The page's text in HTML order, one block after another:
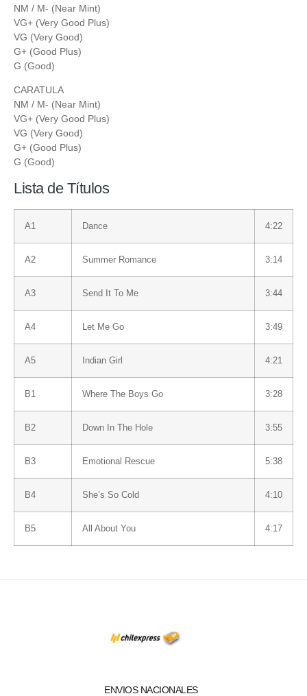
NM / M- (Near Mint)
VG+ (Very Good Plus)
VG (Very Good)
G+ (Good Plus)
G (Good)
CARATULA
NM / M- (Near Mint)
VG+ (Very Good Plus)
VG (Very Good)
G+ (Good Plus)
G (Good)
Lista de Títulos
A1 Dance 4:22
A2 Summer Romance 3:14
A3 Send It To Me 3:44
A4 Let Me Go 3:49
A5 Indian Girl 4:21
B1 Where The Boys Go 3:28
B2 Down In The Hole 3:55
B3 Emotional Rescue 5:38
B4 She’s So Cold 4:10
B5 All About You 4:17
ENVIOS NACIONALES